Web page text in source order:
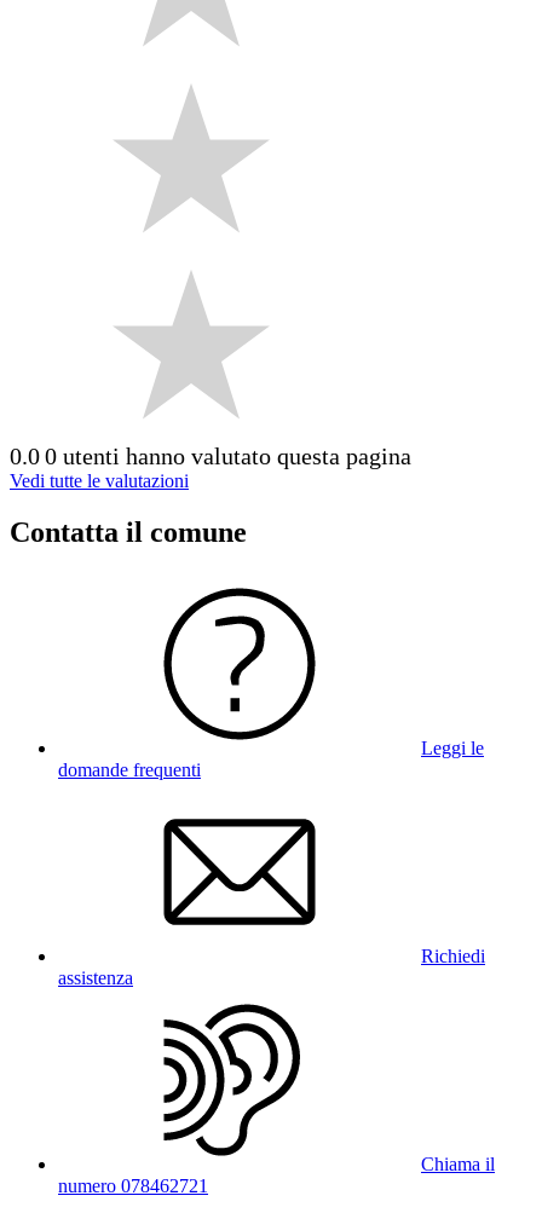
0.00 utenti hanno valutato questa pagina
Vedi tutte le valutazioni
Contatta il comune
Leggi le
domande frequenti
Richiedi
assistenza
Chiama il
numero 078462721